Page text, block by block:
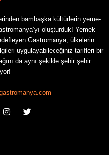
bambaşka kültürlerin yeme-
oluşturduk! Yemek
Gastromanya, ülkelerin
uygulayabileceğiniz tarifleri bir
da aynı şekilde şehir şehir